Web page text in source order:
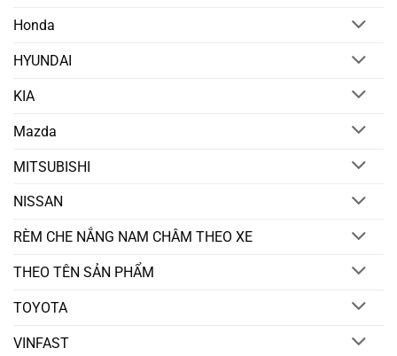
Honda
HYUNDAI
KIA
Mazda
MITSUBISHI
NISSAN
RÈM CHE NẮNG NAM CHÂM THEO XE
THEO TÊN SẢN PHẨM
TOYOTA
VINFAST